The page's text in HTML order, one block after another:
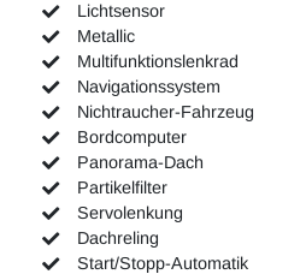
Lichtsensor
Metallic
Multifunktionslenkrad
Navigationssystem
Nichtraucher-Fahrzeug
Bordcomputer
Panorama-Dach
Partikelfilter
Servolenkung
Dachreling
Start/Stopp-Automatik